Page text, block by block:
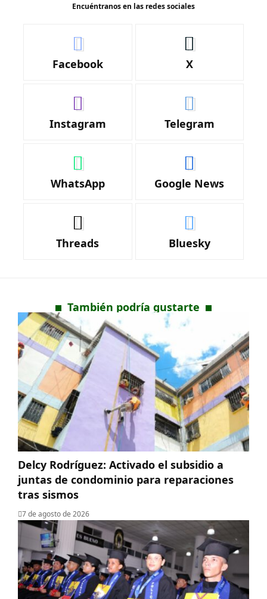
Encuéntranos en las redes sociales
Facebook X
Instagram Telegram
WhatsApp Google News
Threads Bluesky
También podría gustarte
Delcy Rodríguez: Activado el subsidio a
juntas de condominio para reparaciones
tras sismos
7 de agosto de 2026